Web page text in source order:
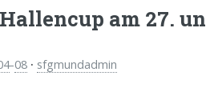
am 27.
-08 · sfgmundadmin